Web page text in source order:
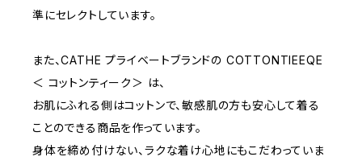
PURPLE
BLUE
準にセレクトしています。
また、CATHE プライベートブランドの COTTONTIEEQE
＜ コットンティーク＞ は、
お肌にふれる側はコットンで、敏感肌の方も安心して着る
ことのできる商品を作っています。
身体を締め付けない、ラクな着け心地にもこだわっていま